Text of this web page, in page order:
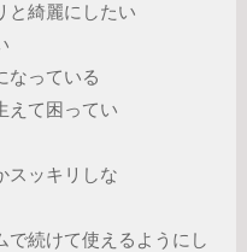
と綺麗にしたい
なっている
えて困ってい
スッキリしな
で続けて使えるようにし